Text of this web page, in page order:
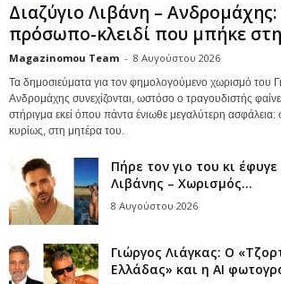
Διαζύγιο Λιβάνη –
πρόσωπο-κλειδί που μπήκε
Magazinomou Team - 8 Αυγούστου 2026
Τα δημοσιεύματα για τον φημολογούμενο χωρισμό του
Ανδρομάχης συνεχίζονται, ωστόσο ο τραγουδιστής
στήριγμα εκεί όπου πάντα ένιωθε μεγαλύτερη ασφάλεια:
κυρίως, στη μητέρα του.
Πήρε τον γιο του κι έφυγε
Λιβάνης – Χωρισμός...
8 Αυγούστου 2026
Γιώργος Λιάγκας: Ο
Ελλάδας» και η AI